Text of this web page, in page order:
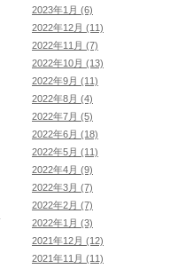
2023年1月 (6)
2022年12月 (11)
2022年11月 (7)
2022年10月 (13)
2022年9月 (11)
2022年8月 (4)
2022年7月 (5)
2022年6月 (18)
2022年5月 (11)
2022年4月 (9)
2022年3月 (7)
2022年2月 (7)
2022年1月 (3)
2021年12月 (12)
2021年11月 (11)